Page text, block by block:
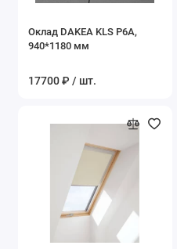
Оклад DAKEA KLS P6A,
940*1180 мм
17700 ₽ / шт.